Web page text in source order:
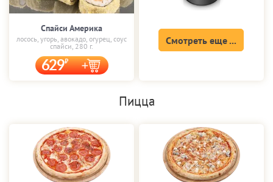
Спайси Америка
лосось, угорь, авокадо, огурец, соус
спайси, 280 г.
629
Смотреть еще ...
Пицца